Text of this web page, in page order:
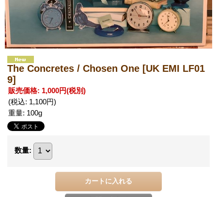
The Concretes / Chosen One [UK EMI LF01
9]
販売価格: 1,000円(税別)
(税込: 1,100円)
重量: 100g
数量: